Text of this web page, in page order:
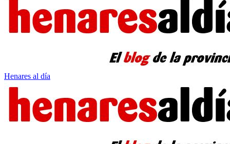
Henares al día